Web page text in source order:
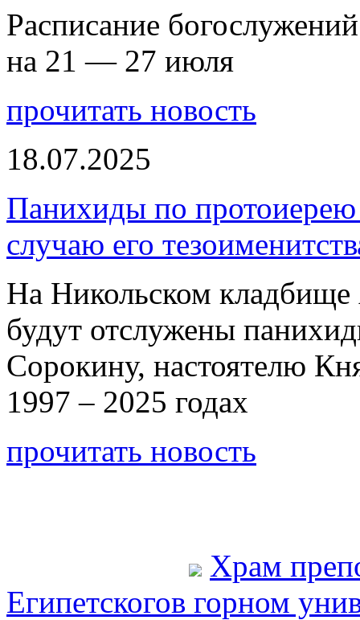
Расписание
на 21 — 27 июля
прочитать новость
18.07.2025
Панихиды по
случаю его
На Никольском
будут отслужены
Сорокину, настоятелю
1997 – 2025 годах
прочитать новость
Храм
Египетскогов горном